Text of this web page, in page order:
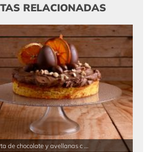
RELACIONADAS
de chocolate y avellanas c ...